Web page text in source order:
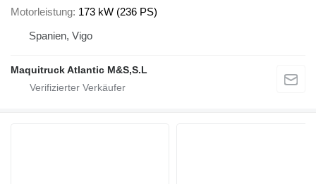
Motorleistung 173 kW (236 PS)
Spanien, Vigo
Maquitruck Atlantic M&S,S.L